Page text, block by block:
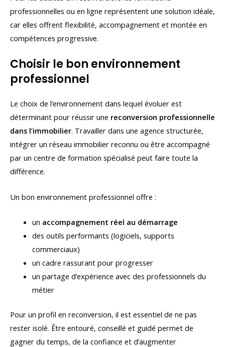
professionnelles ou en ligne représentent une solution idéale,
car elles offrent flexibilité, accompagnement et montée en
compétences progressive.
Choisir le bon environnement
professionnel
Le choix de l’environnement dans lequel évoluer est
déterminant pour réussir une reconversion professionnelle
dans l’immobilier. Travailler dans une agence structurée,
intégrer un réseau immobilier reconnu ou être accompagné
par un centre de formation spécialisé peut faire toute la
différence.
Un bon environnement professionnel offre :
un accompagnement réel au démarrage
des outils performants (logiciels, supports
commerciaux)
un cadre rassurant pour progresser
un partage d’expérience avec des professionnels du
métier
Pour un profil en reconversion, il est essentiel de ne pas
rester isolé. Être entouré, conseillé et guidé permet de
gagner du temps, de la confiance et d’augmenter